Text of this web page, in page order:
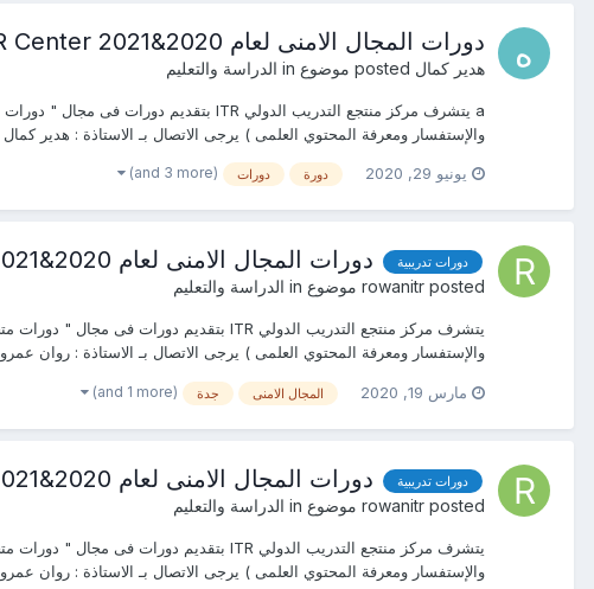
دورات المجال الامنى لعام 2020&2021 ITR Center
هدير كمال الدراسة والتعليم
والإستفسار ومعرفة المحتوي العلمى ) يرجى الاتصال بـ الاستاذة : هدير كمال mob...
يونيو 29, 2020 دورة دورات (and 3 more)
دورات تدريبية دورات المجال الامنى لعام 2020&2021 ITR Center يعقد فى جدة
rowanitr posted موضوع in الدراسة والتعليم
والإستفسار ومعرفة المحتوي العلمى ) يرجى الاتصال بـ الاستاذة : روان عمرو mob &...
مارس 19, 2020 المجال الامنى جدة (and 1 more)
دورات تدريبية دورات المجال الامنى لعام 2020&2021 ITR Center يعقد فى جدة
rowanitr posted موضوع in الدراسة والتعليم
والإستفسار ومعرفة المحتوي العلمى ) يرجى الاتصال بـ الاستاذة : روان عمرو mob &...